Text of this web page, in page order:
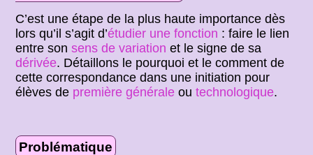
C’est une étape de la plus haute importance dès
lors qu’il s’agit d’étudier une fonction : faire le lien
entre sonsens de variation et le signe de sa
dérivée. Détaillons le pourquoi et le comment de
cette correspondance dans une initiation pour
élèves de première générale outechnologique.
Problématique